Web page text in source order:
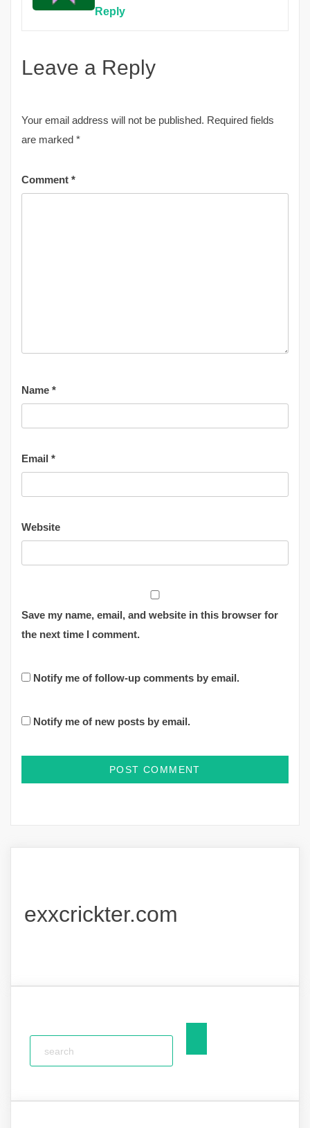
Reply
Leave a Reply
Your email address will not be published. Required fields
are marked *
Comment *
Name *
Email *
Website
Save my name, email, and website in this browser for
the next time I comment.
Notify me of follow-up comments by email.
Notify me of new posts by email.
exxcrickter.com